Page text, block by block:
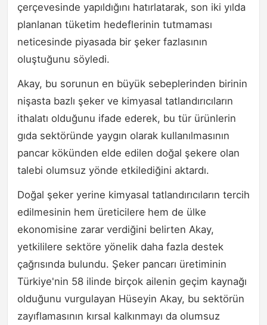
çerçevesinde yapıldığını hatırlatarak, son iki yılda
planlanan tüketim hedeflerinin tutmaması
neticesinde piyasada bir şeker fazlasının
oluştuğunu söyledi.
Akay, bu sorunun en büyük sebeplerinden birinin
nişasta bazlı şeker ve kimyasal tatlandırıcıların
ithalatı olduğunu ifade ederek, bu tür ürünlerin
gıda sektöründe yaygın olarak kullanılmasının
pancar kökünden elde edilen doğal şekere olan
talebi olumsuz yönde etkilediğini aktardı.
Doğal şeker yerine kimyasal tatlandırıcıların tercih
edilmesinin hem üreticilere hem de ülke
ekonomisine zarar verdiğini belirten Akay,
yetkililere sektöre yönelik daha fazla destek
çağrısında bulundu. Şeker pancarı üretiminin
Türkiye'nin 58 ilinde birçok ailenin geçim kaynağı
olduğunu vurgulayan Hüseyin Akay, bu sektörün
zayıflamasının kırsal kalkınmayı da olumsuz